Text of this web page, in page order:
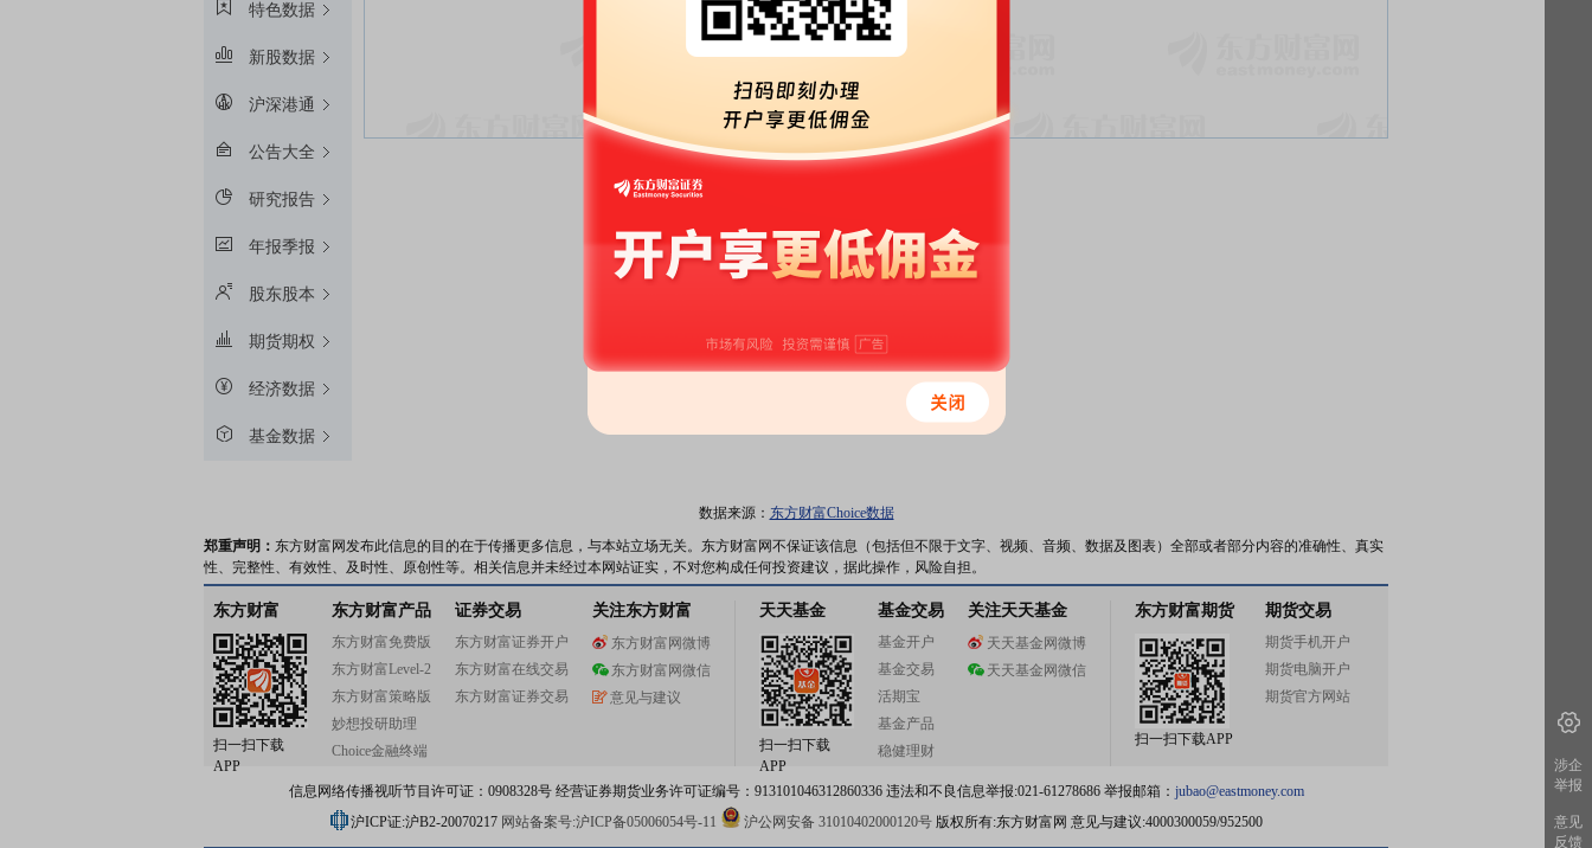
特色数据
新股数据
沪深港通
公告大全
研究报告
年报季报
股东股本
期货期权
经济数据
基金数据
数据来源： 东方财富Choice数据
郑重声明： 东方财富网发布此信息的目的在于传播更多信息，与本站立场无关。东方财富网不保证该信息（包括但不限于文字、视频、音频、数据及图表）全部或者部分内容的准确性、真实
性、完整性、有效性、及时性、原创性等。相关信息并未经过本网站证实，不对您构成任何投资建议，据此操作，风险自担。
东方财富
扫一扫下载
APP
东方财富产品
东方财富免费版
东方财富Level-2
东方财富策略版
妙想投研助理
Choice金融终端
证券交易
东方财富证券开户
东方财富在线交易
东方财富证券交易
关注东方财富
东方财富网微博
东方财富网微信
意见与建议
天天基金
扫一扫下载
APP
基金交易
基金开户
基金交易
活期宝
基金产品
稳健理财
关注天天基金
天天基金网微博
天天基金网微信
东方财富期货
扫一扫下载APP
期货交易
期货手机开户
期货电脑开户
期货官方网站
信息网络传播视听节目许可证：0908328号 经营证券期货业务许可证编号：913101046312860336 违法和不良信息举报:021-61278686 举报邮箱： jubao@eastmoney.com
沪ICP证:沪B2-20070217 网站备案号:沪ICP备05006054号-11 沪公网安备 31010402000120号版权所有:东方财富网 意见与建议:4000300059/952500
涉企
举报
意见
反馈